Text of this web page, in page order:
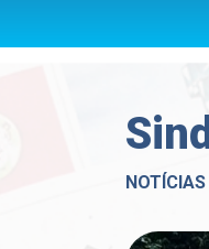
NOTÍCIAS